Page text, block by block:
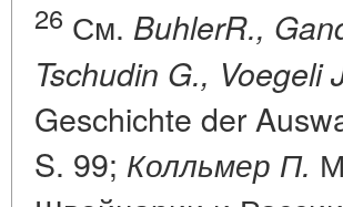
26 См. BuhlerR.,
Tschudin G., Voegeli
Geschichte der
S. 99; Колльмер П.